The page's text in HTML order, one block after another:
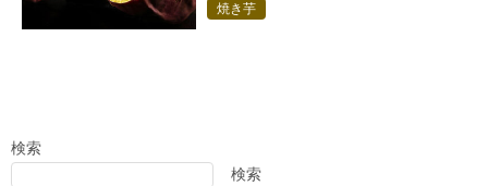
焼き芋
検索
検索